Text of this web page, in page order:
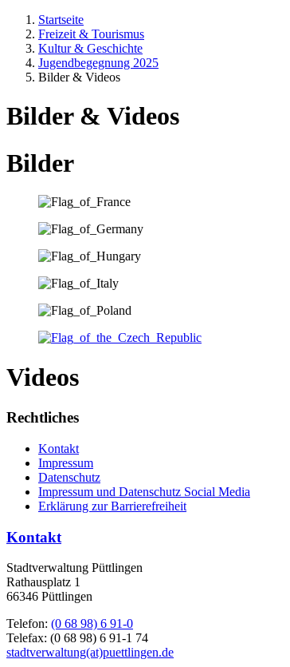
Startseite
Freizeit & Tourismus
Kultur & Geschichte
Jugendbegegnung 2025
Bilder & Videos
Bilder & Videos
Bilder
Videos
Rechtliches
Kontakt
Impressum
Datenschutz
Impressum und Datenschutz Social Media
Erklärung zur Barrierefreiheit
Kontakt
Stadtverwaltung Püttlingen
Rathausplatz 1
66346 Püttlingen
Telefon: (0 68 98) 6 91-0
Telefax: (0 68 98) 6 91-1 74
stadtverwaltung(at)puettlingen.de